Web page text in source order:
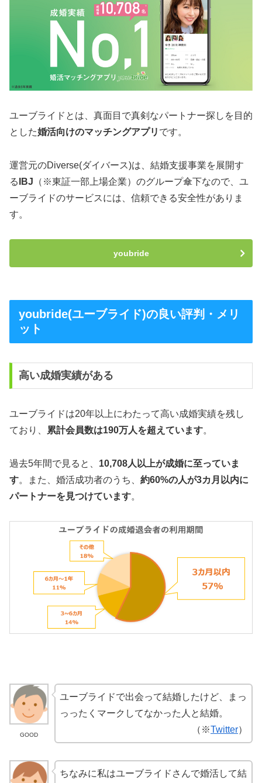
ユーブライドとは、真面目で真剣なパートナー探しを目的
とした婚活向けのマッチングアプリ です。
運営元のDiverse(ダイバース)は、結婚支援事業を展開す
る IBJ （※東証一部上場企業）のグループ傘下なので、ユ
ーブライドのサービスには、信頼できる安全性がありま
す。
youbride
youbride(ユーブライド)の良い評判・メリ
ット
高い成婚実績がある
ユーブライドは20年以上にわたって高い成婚実績を残し
ており、 累計会員数は190万人を超えています。
過去5年間で見ると、 10,708人以上が成婚に至っていま
す。また、婚活成功者のうち、 約60%の人が3カ月以内に
パートナーを見つけています。
GOOD
ユーブライドで出会って結婚したけど、まっ
っったくマークしてなかった人と結婚。
（※Twitter）
ちなみに私はユーブライドさんで婚活して結